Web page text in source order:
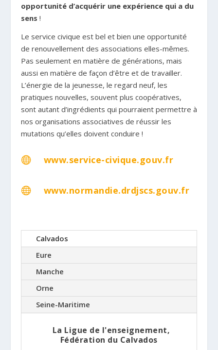
opportunité d’acquérir une expérience qui a du
sens !
Le service civique est bel et bien une opportunité
de renouvellement des associations elles-mêmes.
Pas seulement en matière de générations, mais
aussi en matière de façon d’être et de travailler.
L’énergie de la jeunesse, le regard neuf, les
pratiques nouvelles, souvent plus coopératives,
sont autant d’ingrédients qui pourraient permettre à
nos organisations associatives de réussir les
mutations qu’elles doivent conduire !
 www.service-civique.gouv.fr
 www.normandie.drdjscs.gouv.fr
Calvados
Eure
Manche
Orne
Seine-Maritime
La Ligue de l'enseignement,
Fédération du Calvados